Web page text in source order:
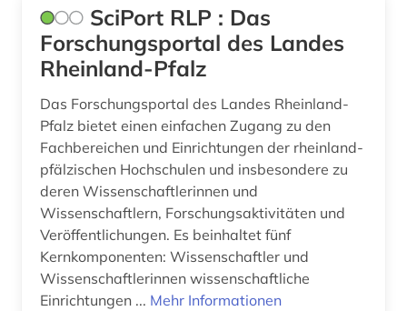
betriebswirtschaftslehre (2)
bevölkerung (1)
bevölkerungsentwicklung (1)
bevölkerungsstatistik (2)
bewegungswissenschaft (1)
bibel (1)
bibel. neues testament (1)
SciPort RLP : Das
Forschungsportal des Landes
Rheinland-Pfalz
Das Forschungsportal des Landes Rheinland-
Pfalz bietet einen einfachen Zugang zu den
Fachbereichen und Einrichtungen der rheinland-
pfälzischen Hochschulen und insbesondere zu
deren Wissenschaftlerinnen und
Wissenschaftlern, Forschungsaktivitäten und
Veröffentlichungen. Es beinhaltet fünf
Kernkomponenten: Wissenschaftler und
Wissenschaftlerinnen wissenschaftliche
Einrichtungen ... Mehr Informationen